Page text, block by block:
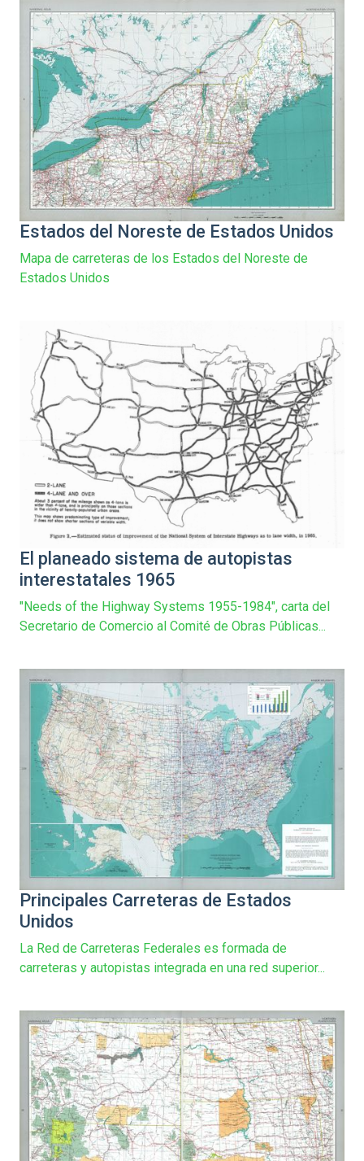
Estados del Noreste de Estados Unidos
Mapa de carreteras de los Estados del Noreste de
Estados Unidos
El planeado sistema de autopistas
interestatales 1965
"Needs of the Highway Systems 1955-1984", carta del
Secretario de Comercio al Comité de Obras Públicas...
Principales Carreteras de Estados
Unidos
La Red de Carreteras Federales es formada de
carreteras y autopistas integrada en una red superior...